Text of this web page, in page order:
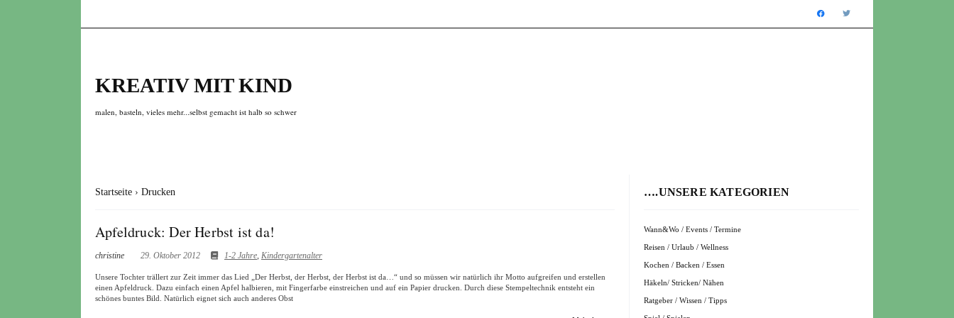
KREATIV MIT KIND
malen, basteln, vieles mehr...selbst gemacht ist halb so schwer
Startseite › Drucken
Apfeldruck: Der Herbst ist da!
christine 29. Oktober 2012 1-2 Jahre, Kindergartenalter
Unsere Tochter trällert zur Zeit immer das Lied „Der Herbst, der Herbst, der Herbst ist da…“ und so müssen wir natürlich ihr Motto aufgreifen und erstellen
einen Apfeldruck. Dazu einfach einen Apfel halbieren, mit Fingerfarbe einstreichen und auf ein Papier drucken. Durch diese Stempeltechnik entsteht ein
schönes buntes Bild. Natürlich eignet sich auch anderes Obst
….UNSERE KATEGORIEN
Wann&Wo / Events / Termine
Reisen / Urlaub / Wellness
Kochen / Backen / Essen
Häkeln/ Stricken/ Nähen
Ratgeber / Wissen / Tipps